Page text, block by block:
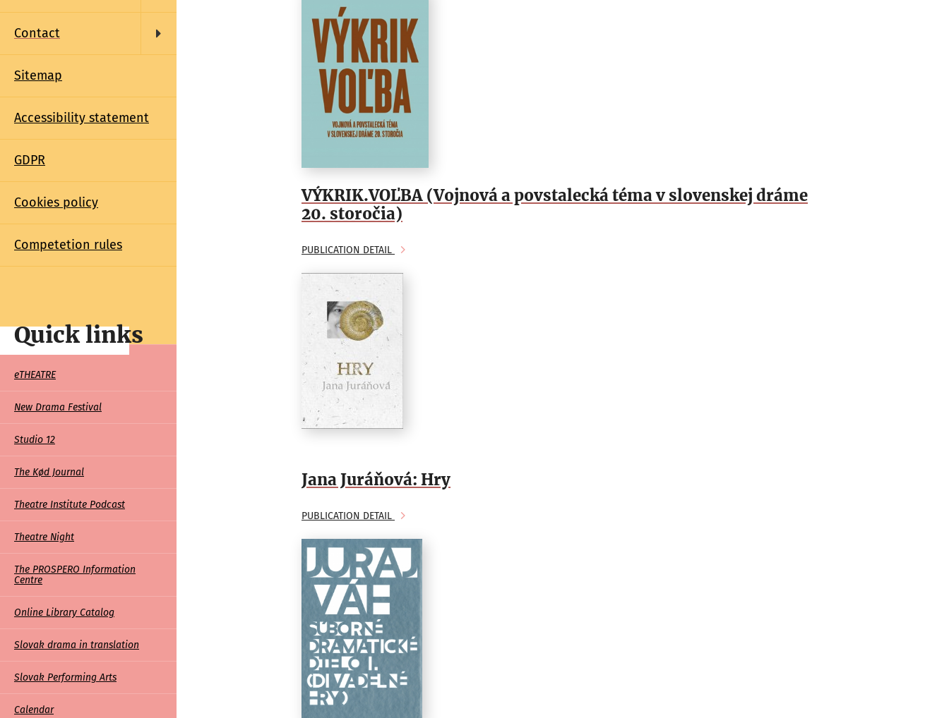
Contact
Sitemap
Accessibility statement
GDPR
Cookies policy
Competetion rules
Quick links
Quick
links
eTHEATRE
New Drama Festival
Studio 12
The Kød Journal
Theatre Institute Podcast
Theatre Night
The PROSPERO Information
Centre
Online Library Catalog
Slovak drama in translation
Slovak Performing Arts
Calendar
VÝKRIK.VOĽBA (Vojnová a povstalecká téma v slovenskej dráme
20. storočia)
PUBLICATION DETAIL
Jana Juráňová: Hry
PUBLICATION DETAIL